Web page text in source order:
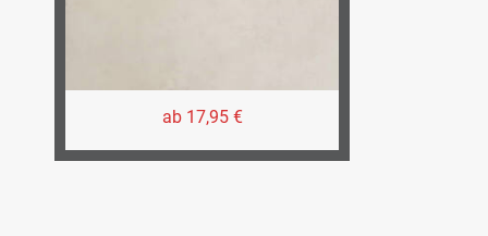
ab 17,95 €